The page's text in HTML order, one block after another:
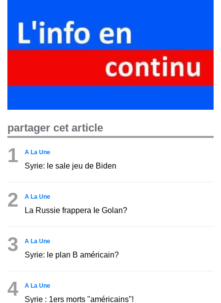
partager cet article
1 A La Une
Syrie: le sale jeu de Biden
2 A La Une
La Russie frappera Ie Golan?
3 A La Une
Syrie: le plan B américain?
4 A La Une
Syrie : 1ers morts "américains"!